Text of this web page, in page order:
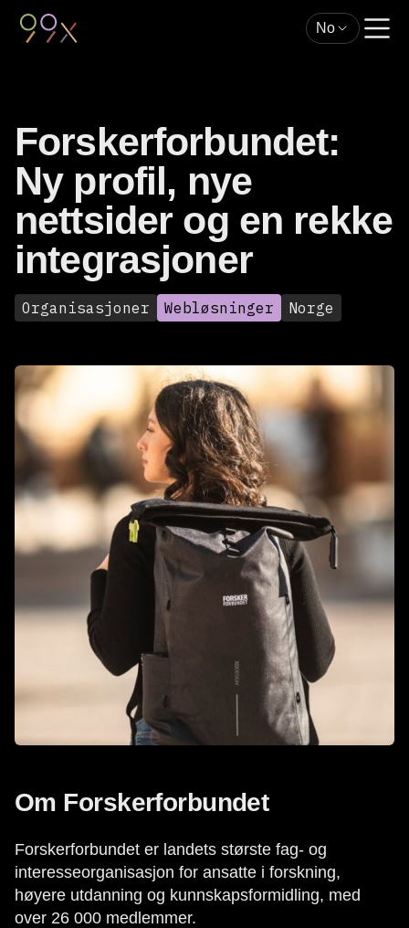
No
Forskerforbundet:
Ny profil, nye
nettsider og en rekke
integrasjoner
Organisasjoner Webløsninger Norge
Om Forskerforbundet
Forskerforbundet er landets største fag- og
interesseorganisasjon for ansatte i forskning,
høyere utdanning og kunnskapsformidling, med
over 26 000 medlemmer.